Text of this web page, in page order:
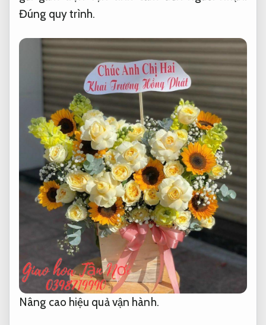
Đúng quy trình.
Nâng cao hiệu quả vận hành.